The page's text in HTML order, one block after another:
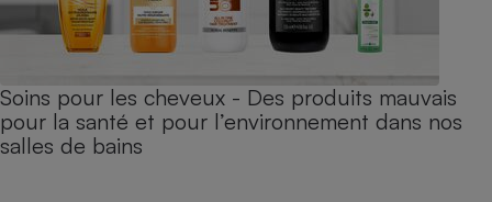
Soins pour les cheveux - Des produits mauvais
pour la santé et pour l’environnement dans nos
salles de bains